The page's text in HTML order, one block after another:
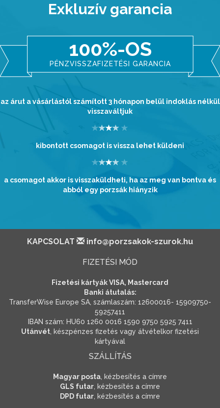
Exkluzív garancia
100%-OS
PÉNZVISSZAFIZETÉSI GARANCIA
az árut a vásárlástól számított 3 hónapon belül indoklás nélkül
visszaváltjuk
kibontott csomagot is vissza lehet küldeni
a csomagot akkor is visszaküldheti, ha az meg van bontva és
abból egy porzsák hiányzik
KAPCSOLAT info@porzsakok-szurok.hu
FIZETÉSI MÓD
Fizetési kártyák VISA, Mastercard
Banki átutalás:
TransferWise Europe SA, számlaszám: 12600016- 15909750-
59257411
IBAN szám: HU60 1260 0016 1590 9750 5925 7411
Utánvét, készpénzes fizetés vagy átvételkor fizetési
kártyával
SZÁLLÍTÁS
Magyar posta, kézbesítés a címre
GLS futar, kézbesítés a címre
DPD futar, kézbesítés a címre